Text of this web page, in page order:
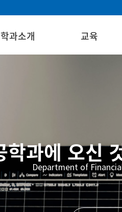
학과소개 교육
학과에 오신
Department of